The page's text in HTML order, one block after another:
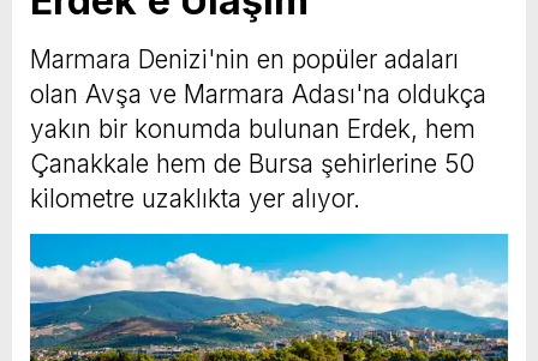
Marmara Denizi'nin en popüler adaları
olan Avşa ve Marmara Adası'na oldukça
yakın bir konumda bulunan Erdek, hem
Çanakkale hem de Bursa şehirlerine 50
kilometre uzaklıkta yer alıyor.